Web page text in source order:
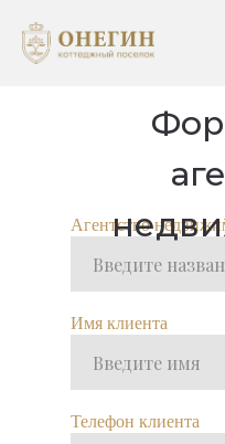
Агентство
Имя клиента
Телефон клиента